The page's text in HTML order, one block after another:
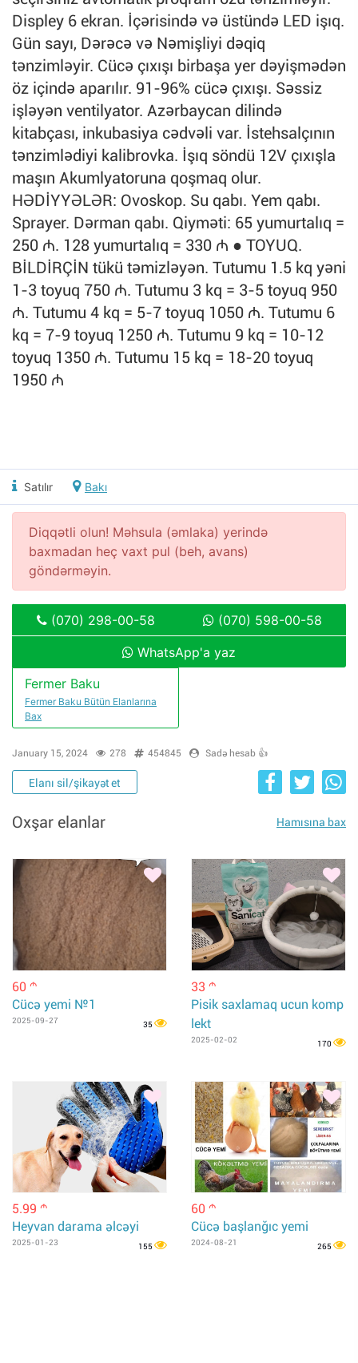
Displey 6 ekran. İçərisində və üstündə LED işıq.
Gün sayı, Dərəcə və Nəmişliyi dəqiq
tənzimləyir. Cücə çıxışı birbaşa yer dəyişmədən
öz içində aparılır. 91-96% cücə çıxışı. Səssiz
işləyən ventilyator. Azərbaycan dilində
kitabçası, inkubasiya cədvəli var. İstehsalçının
tənzimlədiyi kalibrovka. İşıq söndü 12V çıxışla
maşın Akumlyatoruna qoşmaq olur.
HƏDİYYƏLƏR: Ovoskop. Su qabı. Yem qabı.
Sprayer. Dərman qabı. Qiyməti: 65 yumurtalıq =
250 ₼. 128 yumurtalıq = 330 ₼ ● TOYUQ.
BİLDİRÇİN tükü təmizləyən. Tutumu 1.5 kq yəni
1-3 toyuq 750 ₼. Tutumu 3 kq = 3-5 toyuq 950
₼. Tutumu 4 kq = 5-7 toyuq 1050 ₼. Tutumu 6
kq = 7-9 toyuq 1250 ₼. Tutumu 9 kq = 10-12
toyuq 1350 ₼. Tutumu 15 kq = 18-20 toyuq
1950 ₼
Satılır Bakı
Diqqətli olun! Məhsula (əmlaka) yerində
baxmadan heç vaxt pul (beh, avans)
göndərməyin.
(070) 298-00-58
(070) 598-00-58
WhatsApp'a yaz
Fermer Baku
Fermer Baku Bütün Elanlarına
Bax
January 15, 2024 278 454845 Sadə hesab 👍
Elanı sil/şikayət et
Oxşar elanlar Hamısına bax
60 m
Cücə yemi №1
2025-09-27 35
33 m
Pisik saxlamaq ucun komp
lekt
2025-02-02 170
5.99 m
Heyvan darama əlcəyi
2025-01-23 155
60 m
Cücə başlanğıc yemi
2024-08-21 265